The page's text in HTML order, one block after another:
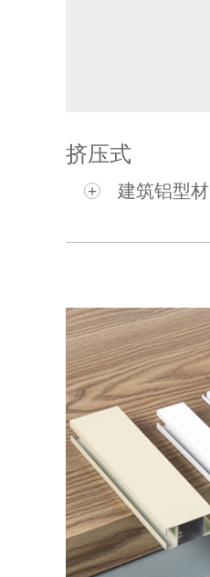
挤压式
+ 建筑铝型材